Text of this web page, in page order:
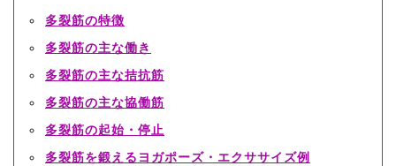
多裂筋の特徴
多裂筋の主な働き
多裂筋の主な拮抗筋
多裂筋の主な協働筋
多裂筋の起始・停止
多裂筋を鍛えるヨガポーズ・エクササイズ例